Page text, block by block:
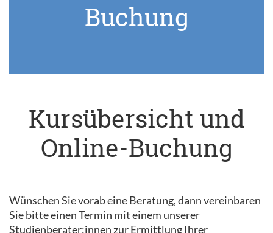
Buchung
Kursübersicht und
Online-Buchung
Wünschen Sie vorab eine Beratung, dann vereinbaren
Sie bitte einen Termin mit einem unserer
Studienberater:innen zur Ermittlung Ihrer